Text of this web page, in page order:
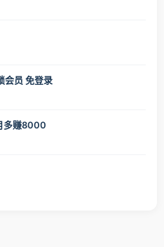
会员 免登录
多赚8000